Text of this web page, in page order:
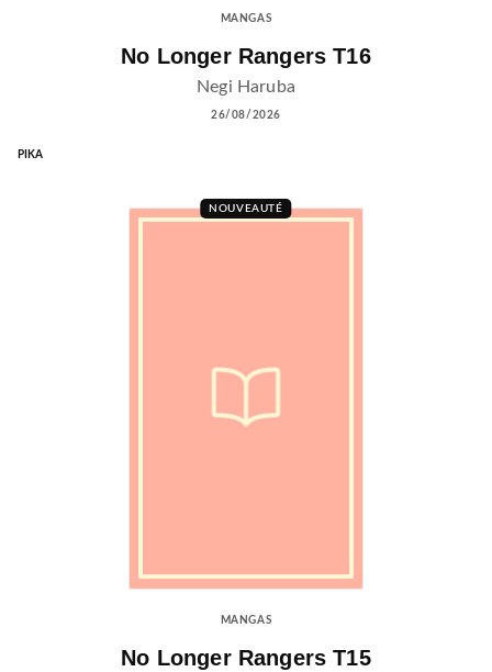
MANGAS
No Longer Rangers T16
Negi Haruba
26/08/2026
PIKA
NOUVEAUTÉ
MANGAS
No Longer Rangers T15